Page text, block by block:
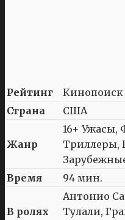
Рейтинг
Страна
США
Жанр
16+ Ужасы,
Триллеры,
Время
94 мин.
В ролях
Антонио
Тулали,